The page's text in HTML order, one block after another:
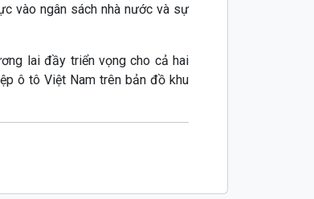
vào ngân sách nhà nước và sự
lai đầy triển vọng cho cả hai
ô tô Việt Nam trên bản đồ khu